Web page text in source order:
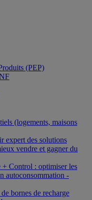
(PEP)
(logements, maisons
expert des solutions
vendre et gagner du
Control : optimiser les
autoconsommation -
bornes de recharge